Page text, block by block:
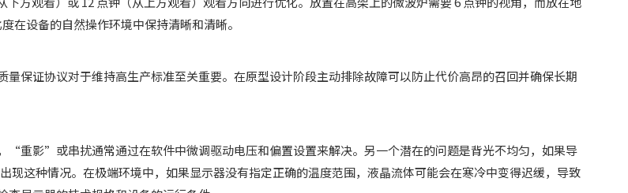
在设备的自然操作环境中保持清晰和清晰。
保证协议对于维持高生产标准至关重要。在原型设计阶段主动排除故障可以防止代价高昂的召回并确保长期
“重影”或串扰通常通过在软件中微调驱动电压和偏置设置来解决。另一个潜在的问题是背光不均匀，如果导
现这种情况。在极端环境中，如果显示器没有指定正确的温度范围，液晶流体可能会在寒冷中变得迟缓，导致